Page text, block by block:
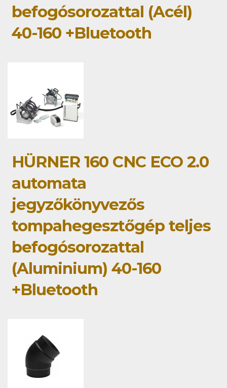
befogósorozattal (Acél)
40-160 +Bluetooth
HÜRNER 160 CNC ECO 2.0
automata
jegyzőkönyvezős
tompahegesztőgép teljes
befogósorozattal
(Aluminium) 40-160
+Bluetooth